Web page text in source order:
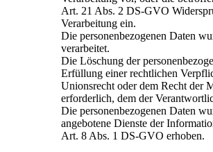
Art. 21 Abs. 2 DS-GVO
Verarbeitung ein.
Die personenbezogenen Daten
verarbeitet.
Die Löschung der
Erfüllung einer rechtlichen
Unionsrecht oder dem Recht der
erforderlich, dem der
Die personenbezogenen Daten
angebotene Dienste der
Art. 8 Abs. 1 DS-GVO erhoben.